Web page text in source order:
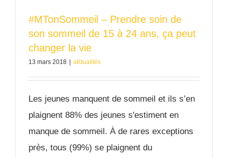
#MTonSommeil – Prendre soin de
son sommeil de 15 à 24 ans, ça peut
changer la vie
13 mars 2018 aKtualités
Les jeunes manquent de sommeil et ils s’en
plaignent 88% des jeunes s'estiment en
manque de sommeil. À de rares exceptions
près, tous (99%) se plaignent du